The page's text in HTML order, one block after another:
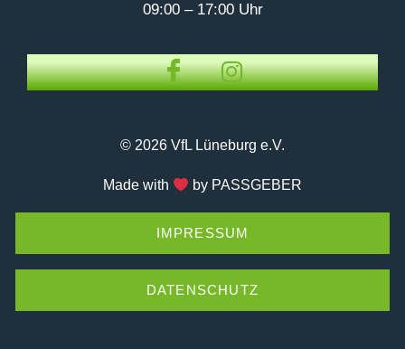
09:00 – 17:00 Uhr
© 2026 VfL Lüneburg e.V.
Made with by PASSGEBER
IMPRESSUM
DATENSCHUTZ